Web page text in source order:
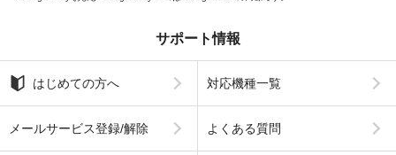
サポート情報
はじめての方へ 対応機種一覧
メールサービス登録/解除 よくある質問